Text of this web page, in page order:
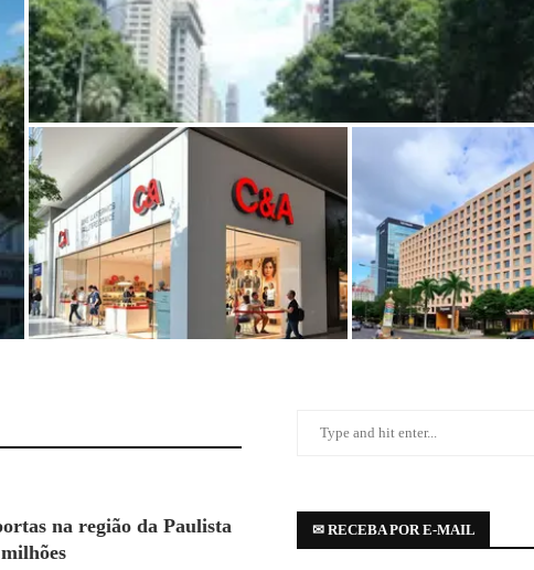
SP restringe uso de som na Avenida Paulista
7 de agosto de 2026 0 comments
C&A abrirá nova unidade na Avenida
Paulista em agosto, em meio à...
Wyndham anuncia
Paulo próximo à
na região da Paulista
✉ RECEBA POR E-MAIL